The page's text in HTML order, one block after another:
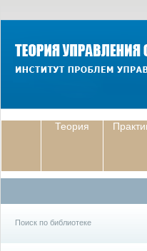
Теория
Поиск по библиотеке